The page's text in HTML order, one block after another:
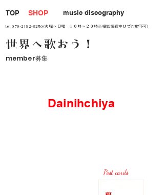
TOP SHOP music discography
世界へ歌おう！
tel 070-2182-8256 (火曜～日曜・１０時～２０時※相談業務中はご対応不可)
member募集
Dainihchiya
Post cards